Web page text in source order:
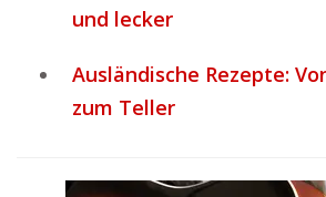
und lecker
Ausländische Rezepte:
zum Teller